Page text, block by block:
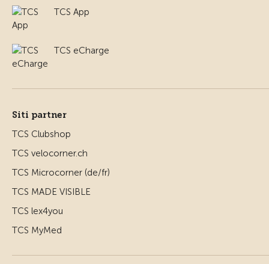
TCS App
TCS eCharge
Siti partner
TCS Clubshop
TCS velocorner.ch
TCS Microcorner (de/fr)
TCS MADE VISIBLE
TCS lex4you
TCS MyMed